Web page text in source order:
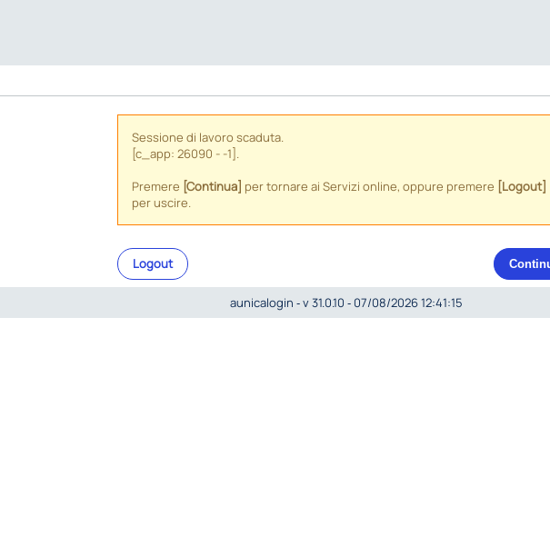
Sessione di lavoro scaduta.
[c_app: 26090 - -1].
Premere [Continua] per tornare ai Servizi online, oppure premere [Logout]
per uscire.
Logout
aunicalogin ‐ v 31.0.10 ‐ 07/08/2026 12:41:15